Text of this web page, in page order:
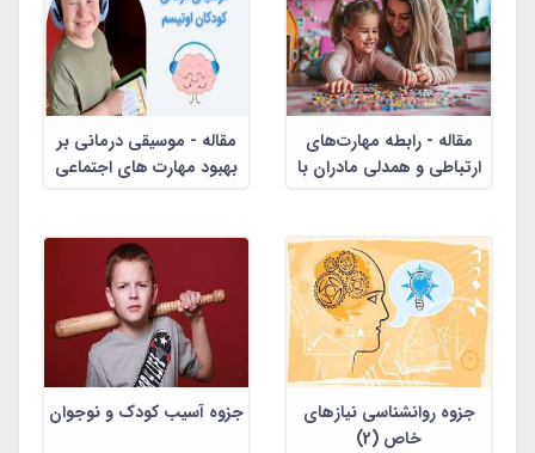
مقاله - رابطه مهارت‌های
ارتباطی و همدلی مادران با
مقاله - موسیقی درمانی بر
بهبود مهارت های اجتماعی
جزوه روانشناسی نیازهای
خاص (2)
جزوه آسیب کودک و نوجوان